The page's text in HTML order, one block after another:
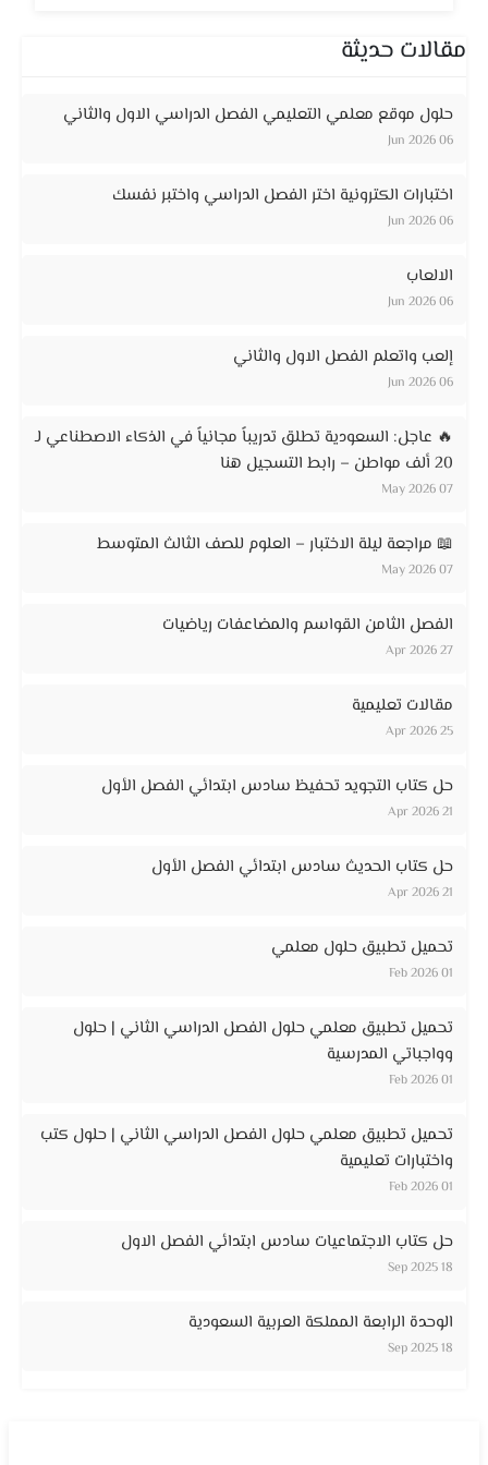
مقالات حديثة
حلول موقع معلمي التعليمي الفصل الدراسي الاول والثاني
06 Jun 2026
اختبارات الكترونية اختر الفصل الدراسي واختبر نفسك
06 Jun 2026
الالعاب
06 Jun 2026
إلعب واتعلم الفصل الاول والثاني
06 Jun 2026
🔥 عاجل: السعودية تطلق تدريباً مجانياً في الذكاء الاصطناعي لـ
20 ألف مواطن – رابط التسجيل هنا
07 May 2026
📖 مراجعة ليلة الاختبار – العلوم للصف الثالث المتوسط
07 May 2026
الفصل الثامن القواسم والمضاعفات رياضيات
27 Apr 2026
مقالات تعليمية
25 Apr 2026
حل كتاب التجويد تحفيظ سادس ابتدائي الفصل الأول
21 Apr 2026
حل كتاب الحديث سادس ابتدائي الفصل الأول
21 Apr 2026
تحميل تطبيق حلول معلمي
01 Feb 2026
تحميل تطبيق معلمي حلول الفصل الدراسي الثاني | حلول
وواجباتي المدرسية
01 Feb 2026
تحميل تطبيق معلمي حلول الفصل الدراسي الثاني | حلول كتب
واختبارات تعليمية
01 Feb 2026
حل كتاب الاجتماعيات سادس ابتدائي الفصل الاول
18 Sep 2025
الوحدة الرابعة المملكة العربية السعودية
18 Sep 2025